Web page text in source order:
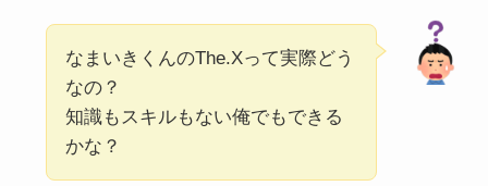
なまいきくんのThe.Xって実際どう
なの？
知識もスキルもない俺でもできる
かな？